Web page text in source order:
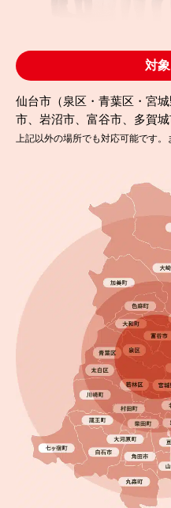
対
仙台市（泉区・青葉区・宮
市、岩沼市、富谷市、多賀
上記以外の場所でも対応可能です